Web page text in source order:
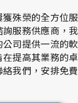
殊榮的全方位服
服務供應商，我
司提供一流的軟
提高其業務的卓
我們，安排免費